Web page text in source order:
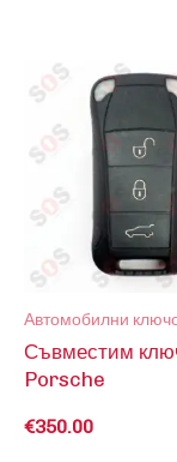
Автомобилни
Съвместим
Porsche
€350.00